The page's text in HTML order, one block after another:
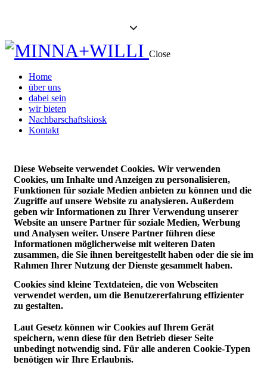
Close
Home
über uns
dabei sein
wir bieten
Nachbarschaftskiosk
Kontakt
Diese Webseite verwendet Cookies. Wir verwenden
Cookies, um Inhalte und Anzeigen zu personalisieren,
Funktionen für soziale Medien anbieten zu können und die
Zugriffe auf unsere Website zu analysieren. Außerdem
geben wir Informationen zu Ihrer Verwendung unserer
Website an unsere Partner für soziale Medien, Werbung
und Analysen weiter. Unsere Partner führen diese
Informationen möglicherweise mit weiteren Daten
zusammen, die Sie ihnen bereitgestellt haben oder die sie im
Rahmen Ihrer Nutzung der Dienste gesammelt haben.
Cookies sind kleine Textdateien, die von Webseiten
verwendet werden, um die Benutzererfahrung effizienter
zu gestalten.
Laut Gesetz können wir Cookies auf Ihrem Gerät
speichern, wenn diese für den Betrieb dieser Seite
unbedingt notwendig sind. Für alle anderen Cookie-Typen
benötigen wir Ihre Erlaubnis.